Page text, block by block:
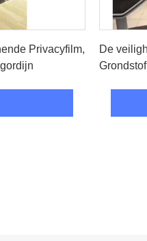
Privacyfilm,
De